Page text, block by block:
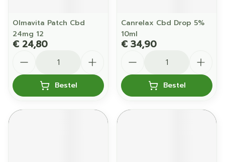
Olmavita Patch Cbd
24mg 12
€ 24,80
Bestel
Canrelax Cbd Drop 5%
10ml
€ 34,90
Bestel